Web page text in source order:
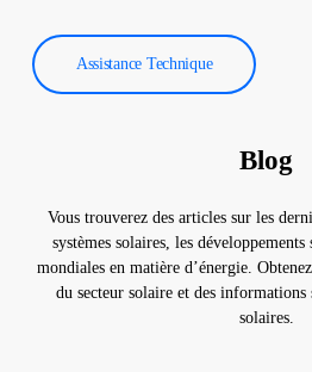
Assistance Technique
Blog
Vous trouverez des articles sur les
systèmes solaires, les développements
mondiales en matière d’énergie.
du secteur solaire et des informations
solaires.